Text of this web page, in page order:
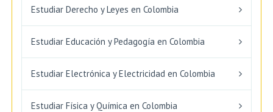
Estudiar Derecho y Leyes en Colombia
Estudiar Educación y Pedagogía en Colombia
Estudiar Electrónica y Electricidad en Colombia
Estudiar Física y Química en Colombia